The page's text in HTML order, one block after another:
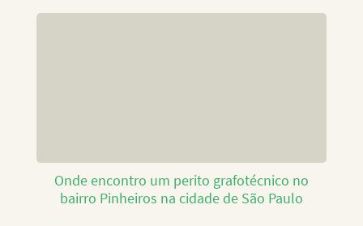
Onde encontro um perito grafotécnico no
bairro Pinheiros na cidade de São Paulo